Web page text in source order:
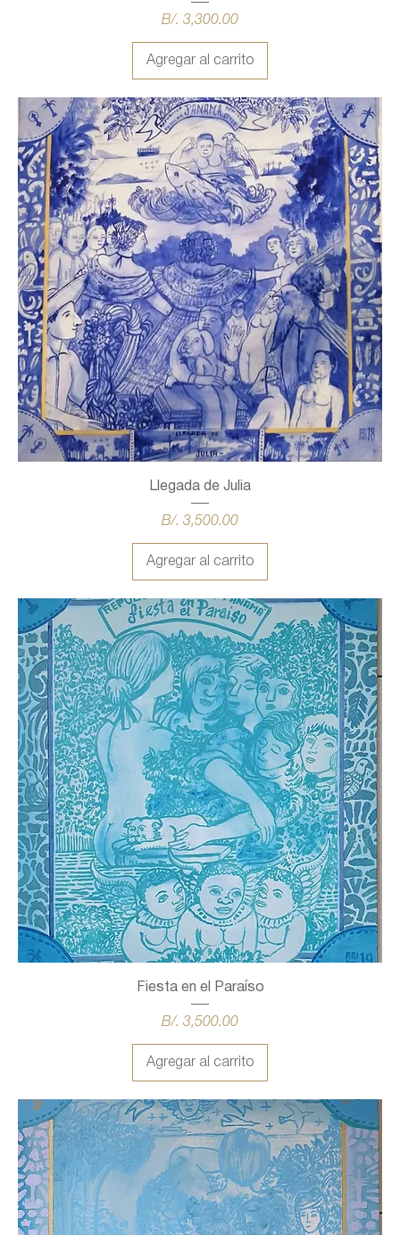
Precio
B/. 3,300.00
Agregar al carrito
Llegada de Julia
Precio
B/. 3,500.00
Agregar al carrito
Fiesta en el Paraíso
Precio
B/. 3,500.00
Agregar al carrito